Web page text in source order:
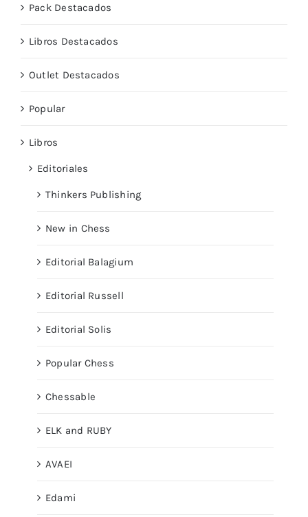
Pack Destacados
Libros Destacados
Outlet Destacados
Popular
Libros
Editoriales
Thinkers Publishing
New in Chess
Editorial Balagium
Editorial Russell
Editorial Solis
Popular Chess
Chessable
ELK and RUBY
AVAEI
Edami